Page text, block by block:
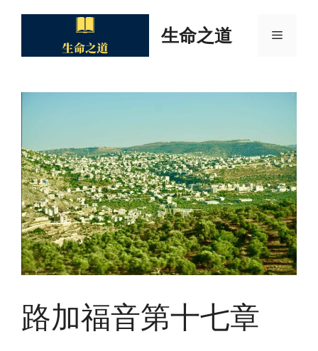
生命之道 Menu
路加福音第十七章